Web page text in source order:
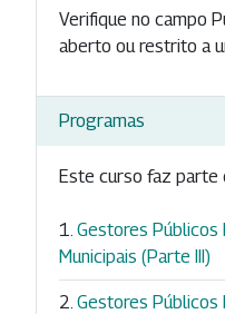
Verifique no campo
aberto ou restrito a
Programas
Este curso faz parte
Gestores Públicos
Municipais (Parte III)
Gestores Públicos